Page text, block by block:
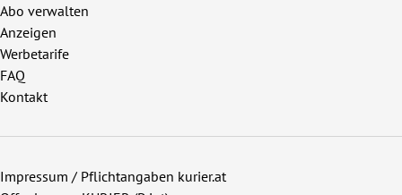
Abo verwalten
Anzeigen
Werbetarife
FAQ
Kontakt
Impressum / Pflichtangaben kurier.at